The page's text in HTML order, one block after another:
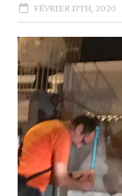
FÉVRIER 17TH, 2020